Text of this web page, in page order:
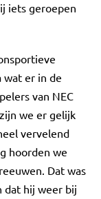
iets geroepen
er in de
van NEC
we er gelijk
vervelend
hoorden we
Dat was
dat hij weer bij